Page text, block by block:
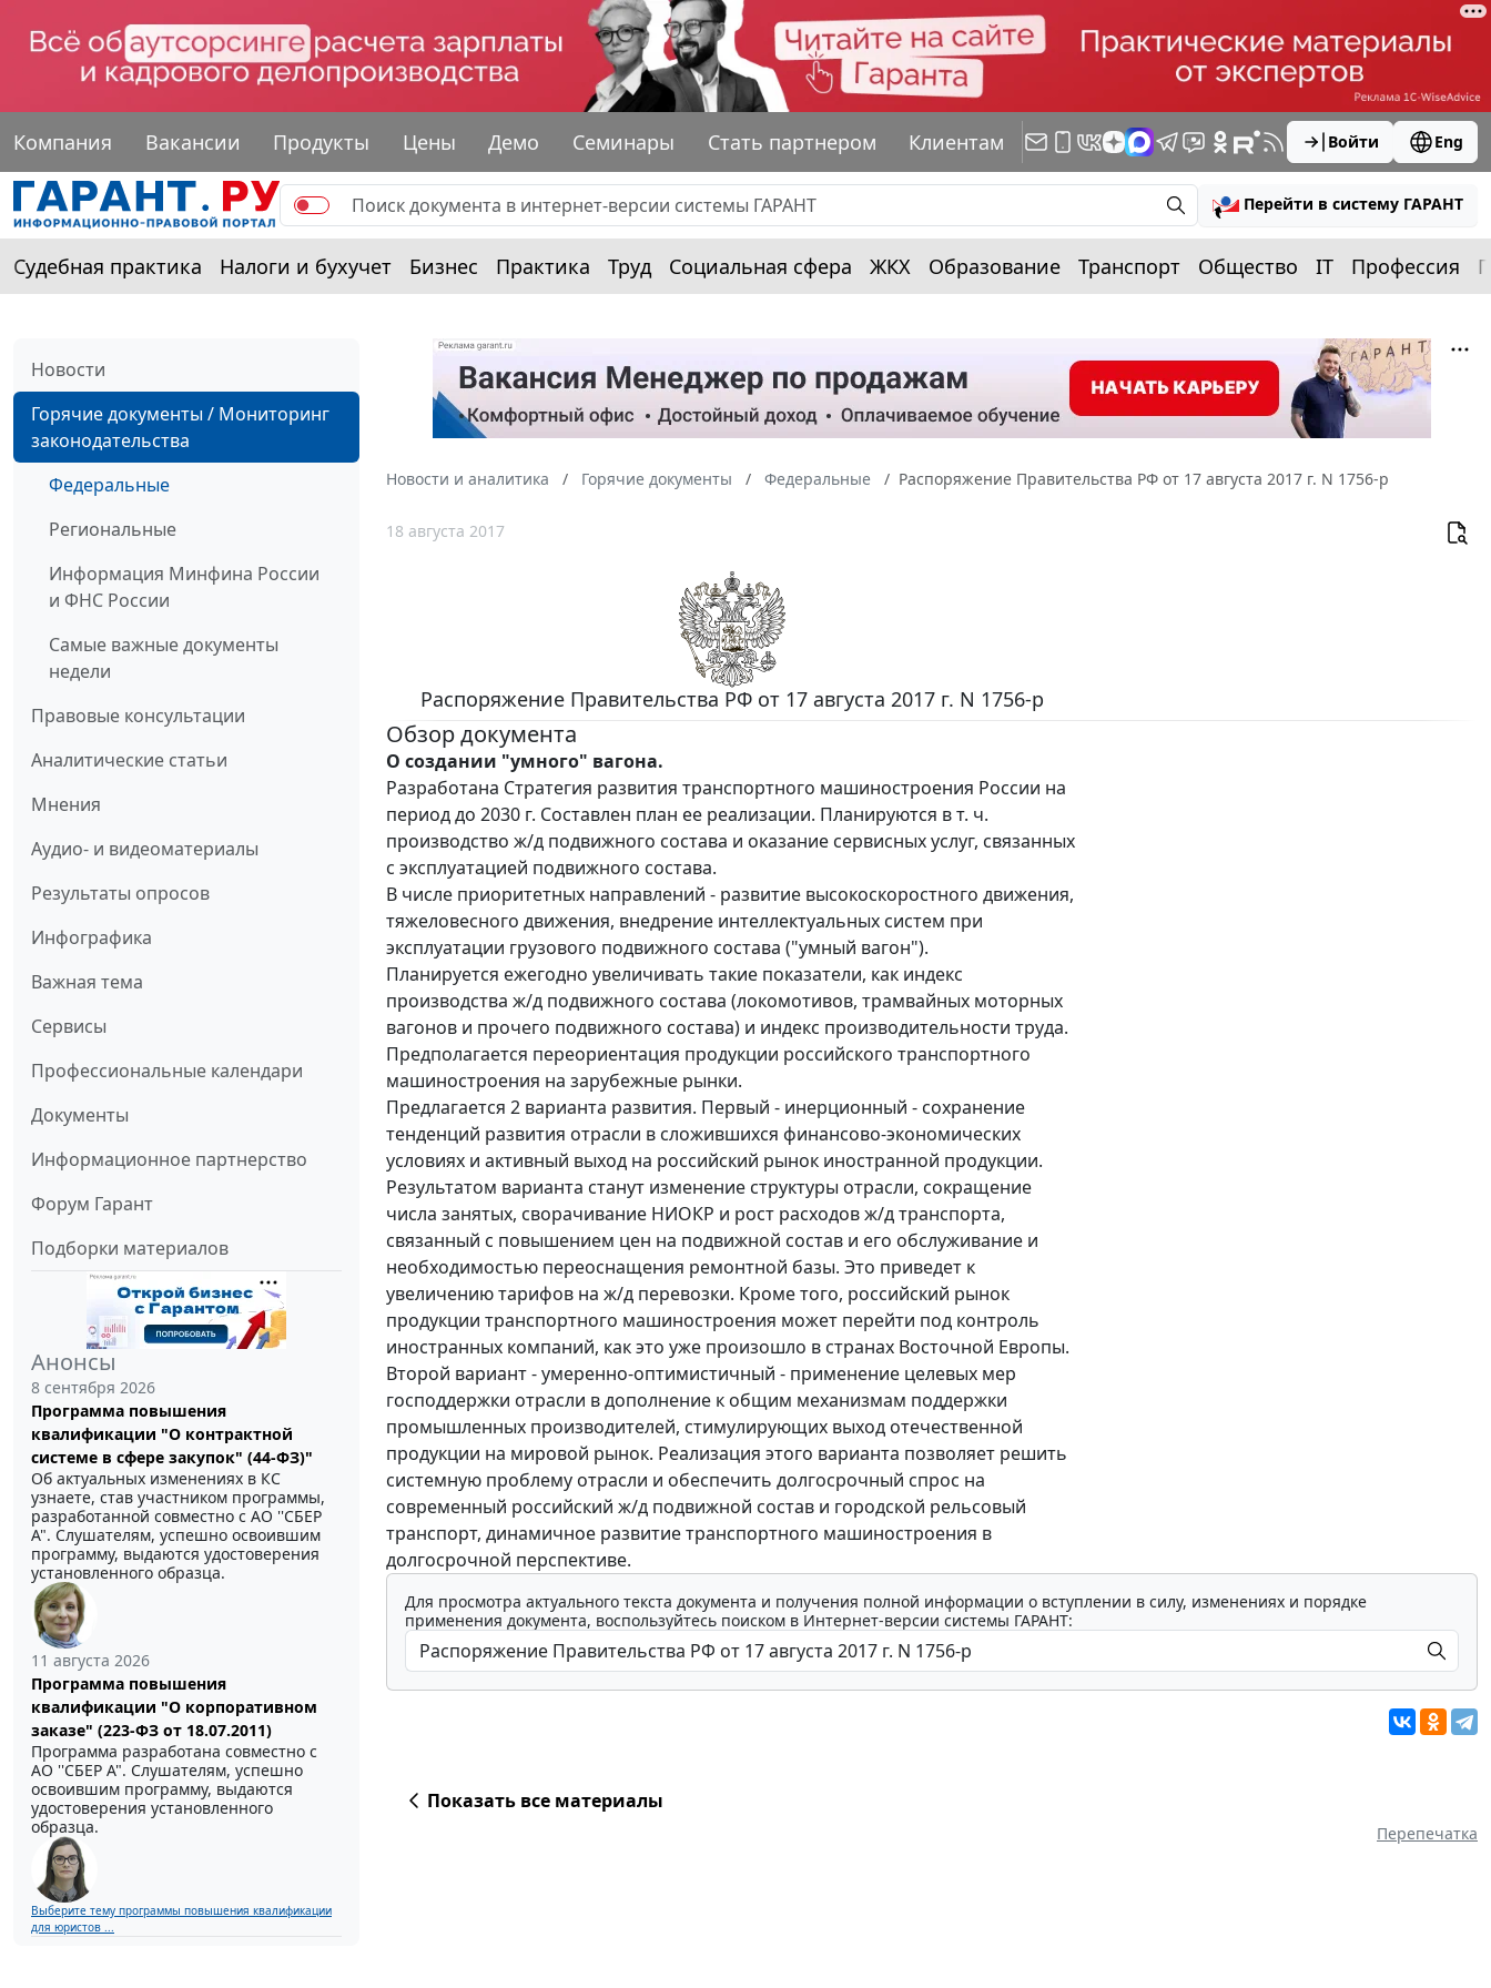
Компания Вакансии Продукты Цены Демо Семинары Стать партнером Клиентам Войти Eng
Перейти в систему ГАРАНТ
Судебная практика Налоги и бухучет Бизнес Практика Труд Социальная сфера ЖКХ Образование Транспорт Общество IT Профессия
Новости
Горячие документы / Мониторинг
законодательства
Федеральные
Региональные
Информация Минфина России
и ФНС России
Самые важные документы
недели
Правовые консультации
Аналитические статьи
Мнения
Аудио- и видеоматериалы
Результаты опросов
Инфографика
Важная тема
Сервисы
Профессиональные календари
Документы
Информационное партнерство
Форум Гарант
Подборки материалов
Анонсы
8 сентября 2026
Программа повышения
квалификации "О контрактной
системе в сфере закупок" (44-ФЗ)"
Об актуальных изменениях в КС
узнаете, став участником программы,
разработанной совместно с АО ''СБЕР
А". Слушателям, успешно освоившим
программу, выдаются удостоверения
установленного образца.
11 августа 2026
Программа повышения
квалификации "О корпоративном
заказе" (223-ФЗ от 18.07.2011)
Программа разработана совместно с
АО ''СБЕР А". Слушателям, успешно
освоившим программу, выдаются
удостоверения установленного
образца.
Выберите тему программы повышения квалификации
для юристов ...
Новости и аналитика Горячие документы Федеральные Распоряжение Правительства РФ от 17 августа 2017 г. N 1756-р
18 августа 2017
Распоряжение Правительства РФ от 17 августа 2017 г. N 1756-р
Обзор документа
О создании "умного" вагона.
Разработана Стратегия развития транспортного машиностроения России на
период до 2030 г. Составлен план ее реализации. Планируются в т. ч.
производство ж/д подвижного состава и оказание сервисных услуг, связанных
с эксплуатацией подвижного состава.
В числе приоритетных направлений - развитие высокоскоростного движения,
тяжеловесного движения, внедрение интеллектуальных систем при
эксплуатации грузового подвижного состава ("умный вагон").
Планируется ежегодно увеличивать такие показатели, как индекс
производства ж/д подвижного состава (локомотивов, трамвайных моторных
вагонов и прочего подвижного состава) и индекс производительности труда.
Предполагается переориентация продукции российского транспортного
машиностроения на зарубежные рынки.
Предлагается 2 варианта развития. Первый - инерционный - сохранение
тенденций развития отрасли в сложившихся финансово-экономических
условиях и активный выход на российский рынок иностранной продукции.
Результатом варианта станут изменение структуры отрасли, сокращение
числа занятых, сворачивание НИОКР и рост расходов ж/д транспорта,
связанный с повышением цен на подвижной состав и его обслуживание и
необходимостью переоснащения ремонтной базы. Это приведет к
увеличению тарифов на ж/д перевозки. Кроме того, российский рынок
продукции транспортного машиностроения может перейти под контроль
иностранных компаний, как это уже произошло в странах Восточной Европы.
Второй вариант - умеренно-оптимистичный - применение целевых мер
господдержки отрасли в дополнение к общим механизмам поддержки
промышленных производителей, стимулирующих выход отечественной
продукции на мировой рынок. Реализация этого варианта позволяет решить
системную проблему отрасли и обеспечить долгосрочный спрос на
современный российский ж/д подвижной состав и городской рельсовый
транспорт, динамичное развитие транспортного машиностроения в
долгосрочной перспективе.
Для просмотра актуального текста документа и получения полной информации о вступлении в силу, изменениях и порядке
применения документа, воспользуйтесь поиском в Интернет-версии системы ГАРАНТ:
Показать все материалы
Перепечатка